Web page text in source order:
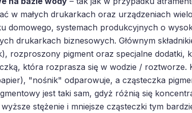
w małych drukarkach oraz urządzeniach
domowego, systemach produkcyjnych o
drukarkach biznesowych. Głównym
rozproszony pigment oraz specjalne dodatki,
która rozprasza się w wodzie / roztworze.
"nośnik" odparowuje, a cząsteczka
jest taki sam, gdyż różnią się
stężenie i mniejsze cząsteczki tym